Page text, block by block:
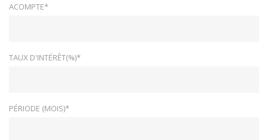
ACOMPTE*
TAUX D'INTÉRÊT(%)*
PÉRIODE (MOIS)*